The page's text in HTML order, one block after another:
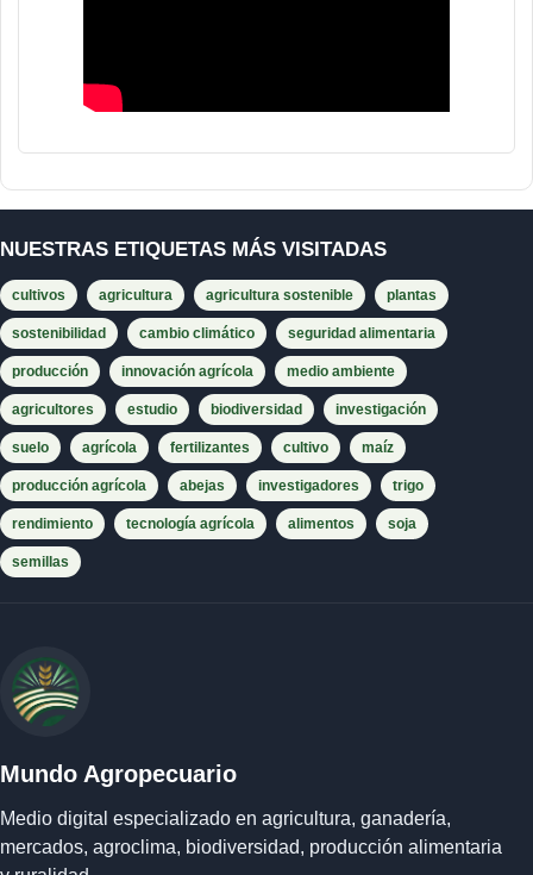
NUESTRAS ETIQUETAS MÁS VISITADAS
cultivos agricultura agricultura sostenible plantas
sostenibilidad cambio climático seguridad alimentaria
producción innovación agrícola medio ambiente
agricultores estudio biodiversidad investigación
suelo agrícola fertilizantes cultivo maíz
producción agrícola abejas investigadores trigo
rendimiento tecnología agrícola alimentos soja
semillas
Mundo Agropecuario
Medio digital especializado en agricultura, ganadería,
mercados, agroclima, biodiversidad, producción alimentaria